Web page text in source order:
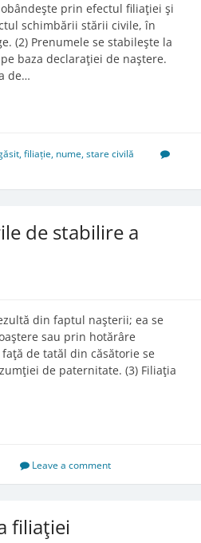
prin efectul filiaţiei şi
schimbării stării civile, în
(2) Prenumele se stabileşte la
baza declaraţiei de naştere.
de…
,filiație, nume,stare civilă
de stabilire a
din faptul naşterii; ea se
sau prin hotărâre
de tatăl din căsătorie se
de paternitate. (3) Filiaţia
Leave a comment
filiaţiei